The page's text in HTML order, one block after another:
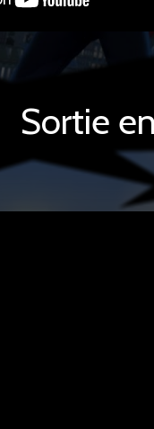
Sortie